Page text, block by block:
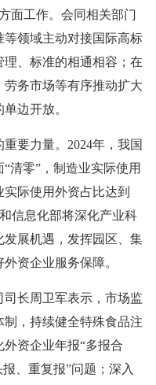
面工作。会同相关部门
领域主动对接国际高标
、标准的相通相容；在
务市场等有序推动扩大
边开放。
要力量。2024年，我国
清零”，制造业实际使用
际使用外资占比达到
信息化部将深化产业科
展机遇，发挥园区、集
资企业服务保障。
长周卫军表示，市场监
，持续健全特殊食品注
资企业年报“多报合
、重复报”问题；深入